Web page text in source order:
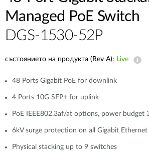
Managed PoE Switch
DGS-1530-52P
състоянието на продукта (Rev A): Live
48 Ports Gigabit PoE for downlink
4 Ports 10G SFP+ for uplink
PoE IEEE802.3af/at options, power budget
6kV surge protection on all Gigabit
Physical stacking up to 9 switches